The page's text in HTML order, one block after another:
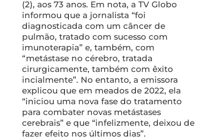
(2), aos 73 anos. Em nota, a TV Globo
informou que a jornalista “foi
diagnosticada com um câncer de
pulmão, tratado com sucesso com
imunoterapia” e, também, com
“metástase no cérebro, tratada
cirurgicamente, também com êxito
incialmente”. No entanto, a emissora
explicou que em meados de 2022, ela
“iniciou uma nova fase do tratamento
para combater novas metástases
cerebrais” e que “infelizmente, deixou de
fazer efeito nos últimos dias”.